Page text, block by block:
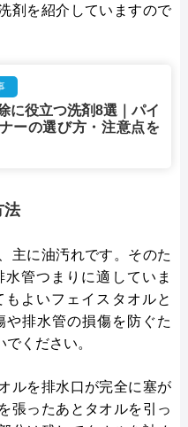
剤を紹介していますので
に役立つ洗剤8選｜パイ
ーの選び方・注意点を
法
主に油汚れです。そのた
管つまりに適していま
よいフェイスタオルと
排水管の損傷を防ぐた
ください。
ルを排水口が完全に塞が
張ったあとタオルを引っ